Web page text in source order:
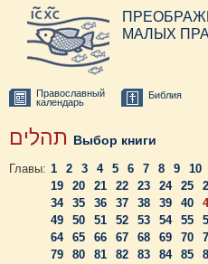
МАЛЫХ
Православный
календарь
Библия
Выбор книги
Главы: 1 2 3 4 5 6 7 8 9 10
19
20 21 22 23 24 25
34
35 36 37 38 39 40
49
50 51 52 53 54 55
64
65 66 67 68 69 70
79
80 81 82 83 84 85